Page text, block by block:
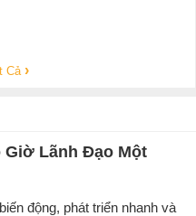
Cả
Lãnh Đạo Một
động, phát triển nhanh và